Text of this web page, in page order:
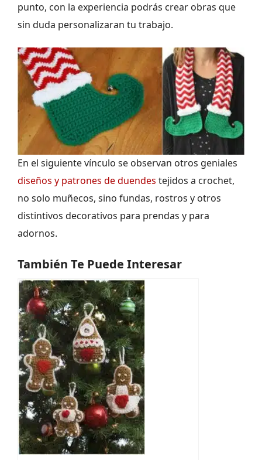
punto, con la experiencia podrás crear obras que
sin duda personalizaran tu trabajo.
En el siguiente vínculo se observan otros geniales
diseños y patrones de duendes tejidos a crochet,
no solo muñecos, sino fundas, rostros y otros
distintivos decorativos para prendas y para
adornos.
También Te Puede Interesar